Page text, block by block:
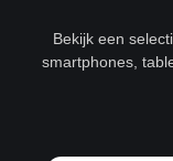
Bekijk een
smartphones,